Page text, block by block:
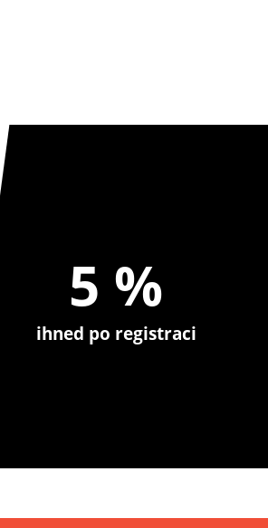
5 %
ihned po registraci